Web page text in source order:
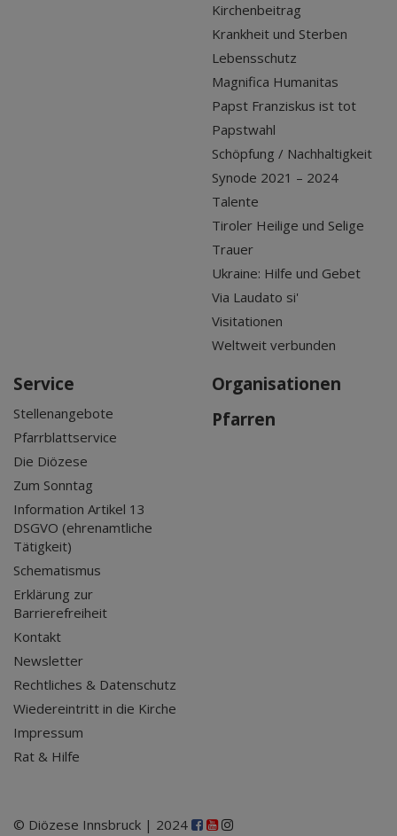
Kirchenbeitrag
Krankheit und Sterben
Lebensschutz
Magnifica Humanitas
Papst Franziskus ist tot
Papstwahl
Schöpfung / Nachhaltigkeit
Synode 2021 – 2024
Talente
Tiroler Heilige und Selige
Trauer
Ukraine: Hilfe und Gebet
Via Laudato si'
Visitationen
Weltweit verbunden
Service
Stellenangebote
Pfarrblattservice
Die Diözese
Zum Sonntag
Information Artikel 13
DSGVO (ehrenamtliche
Tätigkeit)
Schematismus
Erklärung zur
Barrierefreiheit
Kontakt
Newsletter
Rechtliches & Datenschutz
Wiedereintritt in die Kirche
Impressum
Rat & Hilfe
Organisationen
Pfarren
© Diözese Innsbruck | 2024